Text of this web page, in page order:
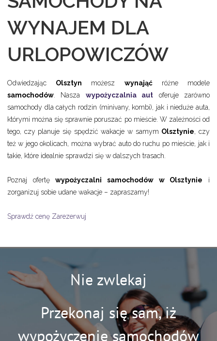
WYNAJEM DLA
URLOPOWICZÓW
Odwiedzając Olsztyn możesz wynająćróżne modele
samochodów. Nasza wypożyczalnia aut oferuje zarówno
samochody dla całych rodzin (minivany, kombi), jak i nieduże auta,
którymi można się sprawnie poruszać po mieście. W zależności od
tego, czy planuje się spędzić wakacje w samym Olsztynie, czy
też w jego okolicach, można wybrać auto do ruchu po mieście, jak i
takie, które idealnie sprawdzi się w dalszych trasach.
Poznaj ofertęwypożyczalni samochodów w Olsztynie i
zorganizuj sobie udane wakacje – zapraszamy!
Sprawdź cenę Zarezerwuj
Nie zwlekaj
Przekonaj się sam, iż
wypożyczenie samochodów